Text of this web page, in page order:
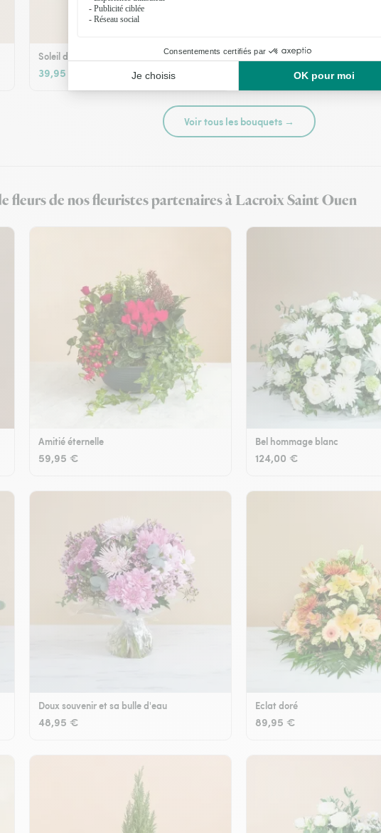
Soleil d'été
39,95 €
Tutti frutti
44,95 €
Voir tous les bouquets →
fleurs de nos fleuristes partenaires à Lacroix Saint Ouen
Amitié éternelle
59,95 €
Bel hommage blanc
124,00 €
Doux souvenir et sa bulle d'eau
48,95 €
Eclat doré
89,95 €